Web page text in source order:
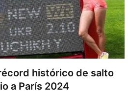
histórico de salto
a París 2024